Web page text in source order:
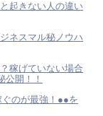
起きない人の違い
ネスマル秘ノウハ
稼げていない場合
開！！
のが最強！●●を